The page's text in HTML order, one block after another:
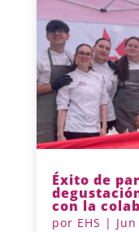
Éxito de
con la
por EHS |